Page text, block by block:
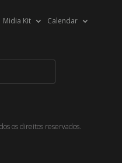
Midia Kit Calendar
os direitos reservados.